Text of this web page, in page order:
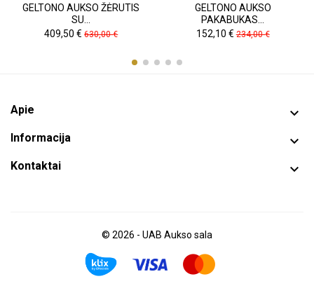
GELTONO AUKSO ŽĖRUTIS
SU...
Kaina
409,50 € Pradinė
630,00 €
GELTONO AUKSO
PAKABUKAS...
Kaina
152,10 €Pradinė
234,00 €
Apie 
Informacija 
Kontaktai 
© 2026 - UAB Aukso sala